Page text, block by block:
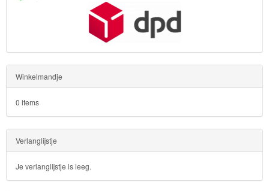
Winkelmandje
0 items
Verlanglijstje
Je verlanglijstje is leeg.